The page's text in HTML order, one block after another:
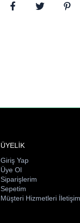
ÜYELİK
Giriş Yap
Üye Ol
Siparişlerim
Sepetim
Müşteri Hizmetleri İletişim